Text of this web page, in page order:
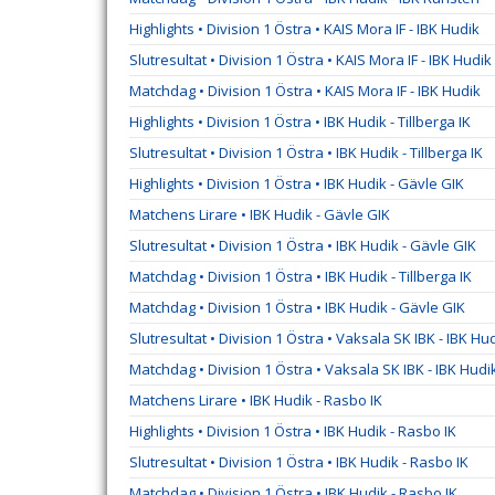
Highlights • Division 1 Östra • KAIS Mora IF - IBK Hudik
Slutresultat • Division 1 Östra • KAIS Mora IF - IBK Hudik
Matchdag • Division 1 Östra • KAIS Mora IF - IBK Hudik
Highlights • Division 1 Östra • IBK Hudik - Tillberga IK
Slutresultat • Division 1 Östra • IBK Hudik - Tillberga IK
Highlights • Division 1 Östra • IBK Hudik - Gävle GIK
Matchens Lirare • IBK Hudik - Gävle GIK
Slutresultat • Division 1 Östra • IBK Hudik - Gävle GIK
Matchdag • Division 1 Östra • IBK Hudik - Tillberga IK
Matchdag • Division 1 Östra • IBK Hudik - Gävle GIK
Slutresultat • Division 1 Östra • Vaksala SK IBK - IBK
Matchdag • Division 1 Östra • Vaksala SK IBK - IBK
Matchens Lirare • IBK Hudik - Rasbo IK
Highlights • Division 1 Östra • IBK Hudik - Rasbo IK
Slutresultat • Division 1 Östra • IBK Hudik - Rasbo IK